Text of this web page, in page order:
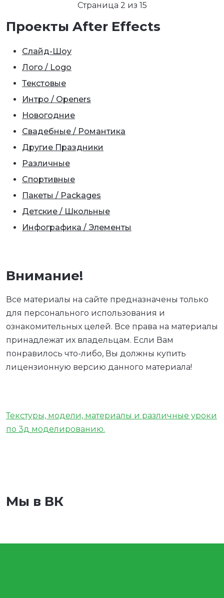
Страница 2 из 15
Проекты After Effects
Слайд-Шоу
Лого / Logo
Текстовые
Интро / Openers
Новогодние
Свадебные / Романтика
Другие Праздники
Различные
Спортивные
Пакеты / Packages
Детские / Школьные
Инфографика / Элементы
Внимание!
Все материалы на сайте предназначены только
для персонального использования и
ознакомительных целей. Все права на материалы
принадлежат их владельцам. Если Вам
понравилось что-либо, Вы должны купить
лицензионную версию данного материала!
Текстуры, модели, материалы и различные уроки
по 3д моделированию.
Мы в ВК